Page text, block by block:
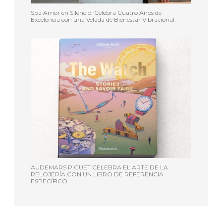
Spa Amor en Silencio: Celebra Cuatro Años de
Excelencia con una Velada de Bienestar Vibracional.
AUDEMARS PIGUET CELEBRA EL ARTE DE LA
RELOJERÍA CON UN LIBRO DE REFERENCIA
ESPECÍFICO.